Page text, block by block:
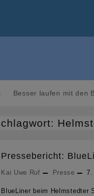
Besser laufen mit den
Pressebericht:
Kai Uwe Ruf Presse 7.
BlueLiner beim